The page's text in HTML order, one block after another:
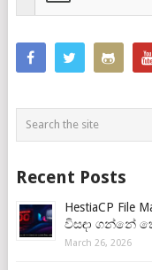
Recent Posts
HestiaCP File
විසඳා ගන්නේ
March 26, 2026